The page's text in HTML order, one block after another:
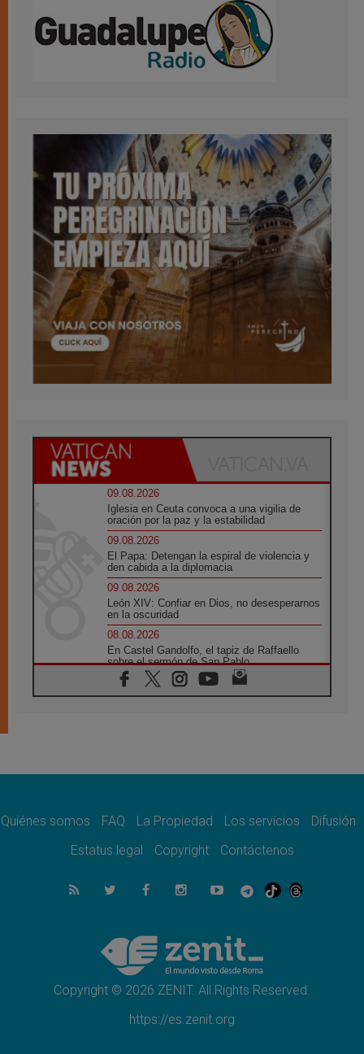
09.08.2026
Iglesia en Ceuta convoca a una vigilia de
oración por la paz y la estabilidad
09.08.2026
El Papa: Detengan la espiral de violencia y
den cabida a la diplomacia
09.08.2026
León XIV: Confiar en Dios, no desesperarnos
en la oscuridad
08.08.2026
En Castel Gandolfo, el tapiz de Raffaello
sobre el sermón de San Pablo
08.08.2026
En Colombia, «la paz no se compra con una
08.08.2026
08.08.2026
del Buen Consejo de Genazzano
Filipinas: el Vicariato Apostólico de Calapán
se convierte en diócesis
Honduras: Los desplazados invisibles de una
crisis olvidada
Quiénes somos FAQ La Propiedad Los servicios
Difusión
Estatus legal
Copyright Contáctenos
Copyright © 2026 ZENIT. All Rights Reserved.
https://es.zenit.org